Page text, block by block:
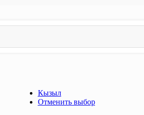
Кызыл
Отменить выбор